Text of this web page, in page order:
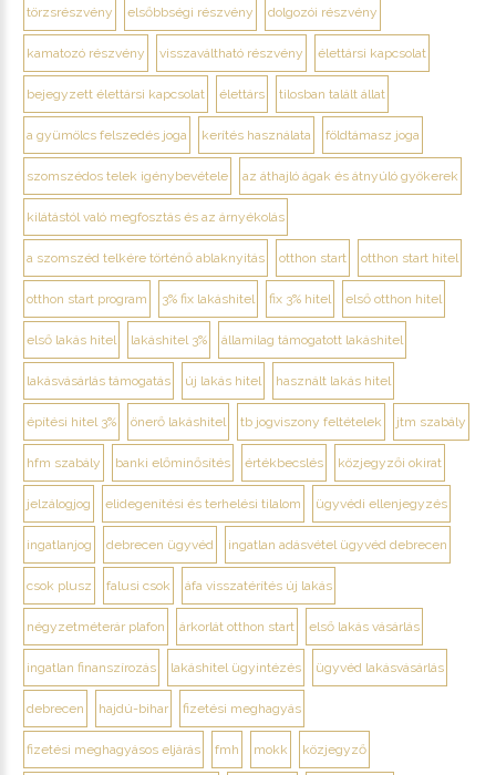
törzsrészvény elsőbbségi részvény dolgozói részvény
kamatozó részvény visszaváltható részvény élettársi kapcsolat
bejegyzett élettársi kapcsolat élettárs tilosban talált állat
a gyümölcs felszedés joga kerítés használata földtámasz joga
szomszédos telek igénybevétele az áthajló ágak és átnyúló gyökerek
kilátástól való megfosztás és az árnyékolás
a szomszéd telkére történő ablaknyitás otthon start otthon start hitel
otthon start program 3% fix lakáshitel fix 3% hitel első otthon hitel
első lakás hitel lakáshitel 3% államilag támogatott lakáshitel
lakásvásárlás támogatás új lakás hitel használt lakás hitel
építési hitel 3% önerő lakáshitel tb jogviszony feltételek jtm szabály
hfm szabály banki előminősítés értékbecslés közjegyzői okirat
jelzálogjog elidegenítési és terhelési tilalom ügyvédi ellenjegyzés
ingatlanjog debrecen ügyvéd ingatlan adásvétel ügyvéd debrecen
csok plusz falusi csok áfa visszatérítés új lakás
négyzetméterár plafon árkorlát otthon start első lakás vásárlás
ingatlan finanszírozás lakáshitel ügyintézés ügyvéd lakásvásárlás
debrecen hajdú-bihar fizetési meghagyás
fizetési meghagyásos eljárás fmh mokk közjegyző